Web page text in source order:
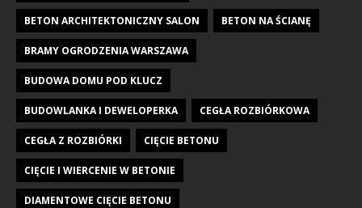
BETON ARCHITEKTONICZNY SALON BETON NA ŚCIANĘ
BRAMY OGRODZENIA WARSZAWA
BUDOWA DOMU POD KLUCZ
BUDOWLANKA I DEWELOPERKA CEGŁA ROZBIÓRKOWA
CEGŁA Z ROZBIÓRKI CIĘCIE BETONU
CIĘCIE I WIERCENIE W BETONIE
DIAMENTOWE CIĘCIE BETONU